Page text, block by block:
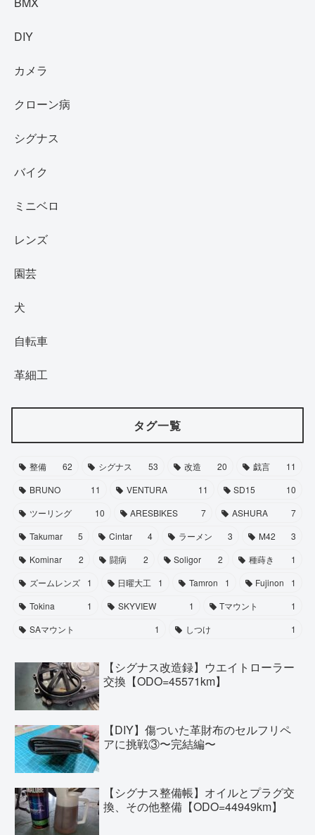
DIY
カメラ
クローン病
シグナス
バイク
ミニベロ
レンズ
園芸
犬
自転車
革細工
タグ一覧
整備 62 シグナス 53 改造 20 戯言
11
BRUNO
11 VENTURA 11 SD15
10
ツーリング
10 ARESBIKES 7 ASHURA
7
Takumar
5 Cintar 4 ラーメン 3 M42
3
Kominar
2 闘病 2 Soligor 2 種蒔き
1
ズームレンズ
1 日曜大工 1 Tamron 1 Fujinon
1
Tokina
1 SKYVIEW 1 Tマウント
1
SAマウント
1 しつけ 1
【シグナス改造録】ウエイトローラー
交換【ODO=45571km】
【DIY】傷ついた革財布のセルフリペ
アに挑戦③〜完結編〜
【シグナス整備帳】オイルとプラグ交
換、その他整備【ODO=44949km】